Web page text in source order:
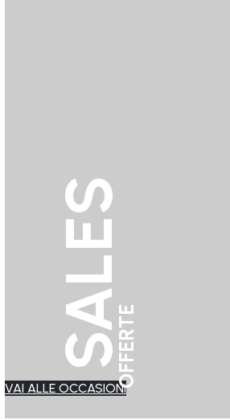
SALESOFFERTE
VAI ALLE OCCASIONI